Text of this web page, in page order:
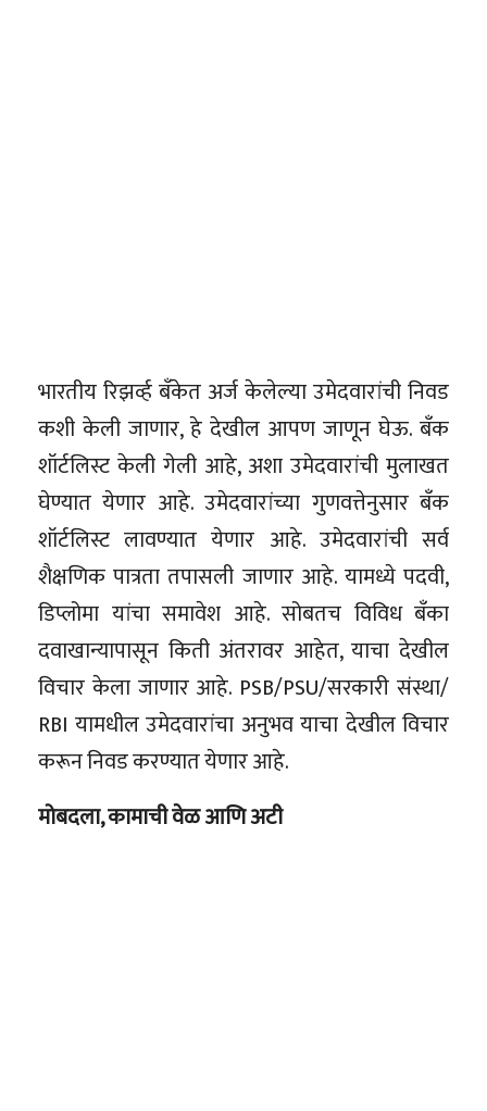
भारतीय रिझर्व्ह बँकेत अर्ज केलेल्या उमेदवारांची निवड
कशी केली जाणार, हे देखील आपण जाणून घेऊ. बँक
शॉर्टलिस्ट केली गेली आहे, अशा उमेदवारांची मुलाखत
घेण्यात येणार आहे. उमेदवारांच्या गुणवत्तेनुसार बँक
शॉर्टलिस्ट लावण्यात येणार आहे. उमेदवारांची सर्व
शैक्षणिक पात्रता तपासली जाणार आहे. यामध्ये पदवी,
डिप्लोमा यांचा समावेश आहे. सोबतच विविध बँका
दवाखान्यापासून किती अंतरावर आहेत, याचा देखील
विचार केला जाणार आहे. PSB/PSU/सरकारी संस्था/
RBI यामधील उमेदवारांचा अनुभव याचा देखील विचार
करून निवड करण्यात येणार आहे.
मोबदला, कामाची वेळ आणि अटी